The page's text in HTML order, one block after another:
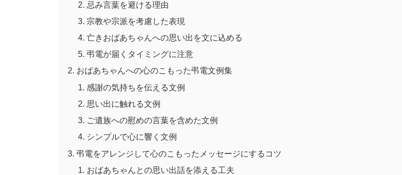
忌み言葉を避ける理由
宗教や宗派を考慮した表現
亡きおばあちゃんへの思い出を文に込める
弔電が届くタイミングに注意
おばあちゃんへの心のこもった弔電文例集
感謝の気持ちを伝える文例
思い出に触れる文例
ご遺族への慰めの言葉を含めた文例
シンプルで心に響く文例
弔電をアレンジして心のこもったメッセージにするコツ
おばあちゃんとの思い出話を添える工夫